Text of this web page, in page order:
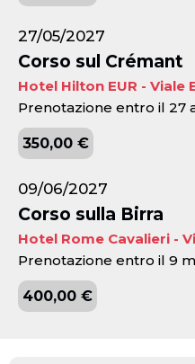
27/05/2027
Corso sul Crémant
Hotel Hilton EUR - Viale
Prenotazione entro il 27
350,00 €
09/06/2027
Corso sulla Birra
Hotel Rome Cavalieri -
Prenotazione entro il 9
400,00 €